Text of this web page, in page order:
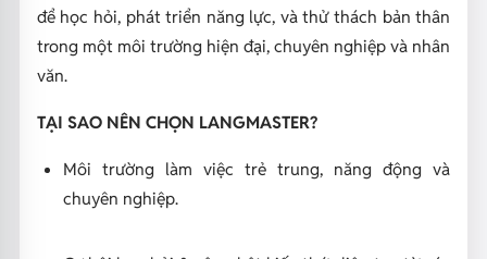
để học hỏi, phát triển năng lực, và thử thách bản thân
trong một môi trường hiện đại, chuyên nghiệp và nhân
văn.
TẠI SAO NÊN CHỌN LANGMASTER?
Môi trường làm việc trẻ trung, năng động và
chuyên nghiệp.